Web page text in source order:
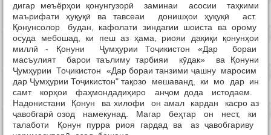
дигар меъёрҳои қонунгузорӣ заминаи асосии таҳкими
маърифати ҳуқуқӣ ва тавсеаи донишҳои ҳуқуқӣ аст.
Қонунсолор будан, кафолати зиндагии шоиста ва орому
осуда мебошад, ки пеш аз ҳама, риояи дақиқи қонунҳои
миллӣ - Қонуни Ҷумҳурии Тоҷикистон «Дар бораи
масъулият барои таълиму тарбияи кӯдак» ва Қонуни
Ҷумҳурии Тоҷикистон «Дар бораи танзими ҷашну маросим
дар Ҷумҳурии Тоҷикистон" тақозо мешаванд, ки мо дар ин
самт корҳои фаҳмондадиҳиро анҷом дода истодаем.
Надонистани Қонун ва хилофи он амал кардан касро аз
ҷавобгарӣ озод намекунад. Магар беҳтар он нест, ки
талаботи Қонун пурра риоя гардад ва аз ҷавобгариву